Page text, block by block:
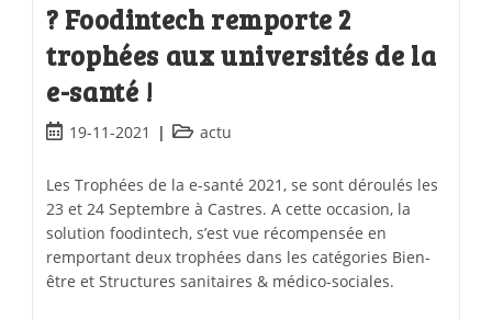
? Foodintech remporte 2
trophées aux universités de la
e-santé !
19-11-2021 actu
Les Trophées de la e-santé 2021, se sont déroulés les
23 et 24 Septembre à Castres. A cette occasion, la
solution foodintech, s’est vue récompensée en
remportant deux trophées dans les catégories Bien-
être et Structures sanitaires & médico-sociales.